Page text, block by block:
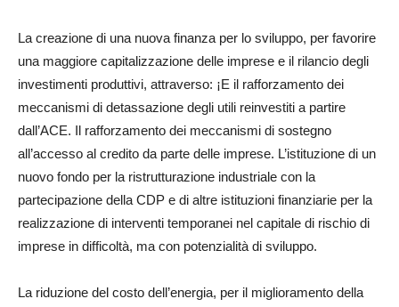
La creazione di una nuova finanza per lo sviluppo, per favorire
una maggiore capitalizzazione delle imprese e il rilancio degli
investimenti produttivi, attraverso: ¡E il rafforzamento dei
meccanismi di detassazione degli utili reinvestiti a partire
dall’ACE. Il rafforzamento dei meccanismi di sostegno
all’accesso al credito da parte delle imprese. L’istituzione di un
nuovo fondo per la ristrutturazione industriale con la
partecipazione della CDP e di altre istituzioni finanziarie per la
realizzazione di interventi temporanei nel capitale di rischio di
imprese in difficoltà, ma con potenzialità di sviluppo.
La riduzione del costo dell’energia, per il miglioramento della